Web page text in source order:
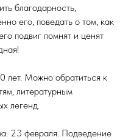
благодарность,
его, поведать о том, как
подвиг помнят и ценят
лет. Можно обратиться к
литературным
легенд.
23 февраля. Подведение